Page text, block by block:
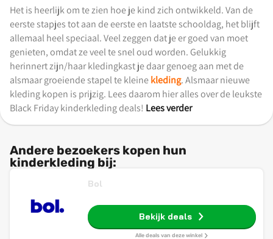
Het is heerlijk om te zien hoe je kind zich ontwikkeld. Van de
eerste stapjes tot aan de eerste en laatste schooldag, het blijft
allemaal heel speciaal. Veel zeggen dat je er goed van moet
genieten, omdat ze veel te snel oud worden. Gelukkig
herinnert zijn/haar kledingkast je daar genoeg aan met de
alsmaar groeiende stapel te kleinekleding. Alsmaar nieuwe
kleding kopen is prijzig. Lees daarom hier alles over de leukste
Black Friday kinderkleding deals! Lees verder
Andere bezoekers kopen hun
kinderkleding bij:
Bol
Bekijk deals
Alle deals van deze winkel